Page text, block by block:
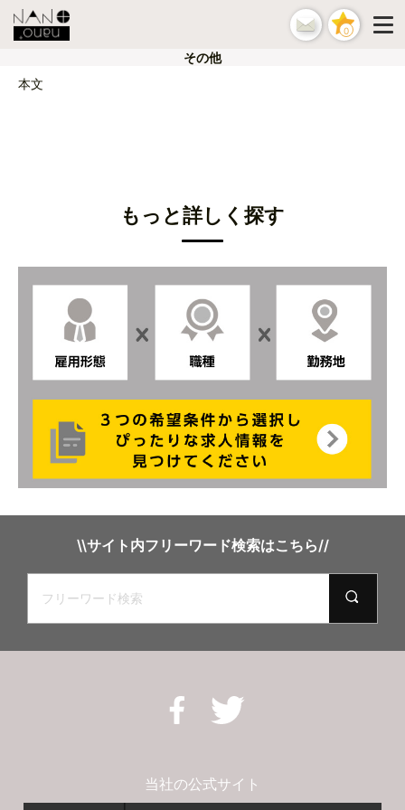
0
その他
本文
もっと詳しく探す
\\サイト内フリーワード検索はこちら//
当社の公式サイト